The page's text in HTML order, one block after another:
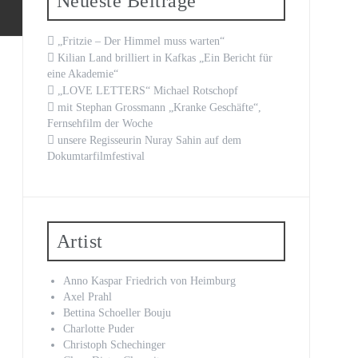
„Fritzie – Der Himmel muss warten“
Kilian Land brilliert in Kafkas „Ein Bericht für
eine Akademie“
„LOVE LETTERS“ Michael Rotschopf
mit Stephan Grossmann „Kranke Geschäfte“,
Fernsehfilm der Woche
unsere Regisseurin Nuray Sahin auf dem
Dokumtarfilmfestival
Artist
Anno Kaspar Friedrich von Heimburg
Axel Prahl
Bettina Schoeller Bouju
Charlotte Puder
Christoph Schechinger